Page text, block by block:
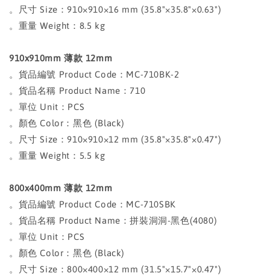
。尺寸 Size：910×910×16 mm (35.8"×35.8"×0.63")
。重量 Weight：8.5 kg
910x910mm 薄款 12mm
。貨品編號 Product Code：MC-710BK-2
。貨品名稱 Product Name：710
。單位 Unit：PCS
。顏色 Color：黑色 (Black)
。尺寸 Size：910×910×12 mm (35.8"×35.8"×0.47")
。重量 Weight：5.5 kg
800x400mm 薄款 12mm
。貨品編號 Product Code：MC-710SBK
。貨品名稱 Product Name：拼裝洞洞-黑色(4080)
。單位 Unit：PCS
。顏色 Color：黑色 (Black)
。尺寸 Size：800×400×12 mm (31.5"×15.7"×0.47")